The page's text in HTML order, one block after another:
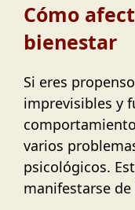
Cómo
bienestar
Si eres
imprevisibles y
varios
psicológicos.
manifestarse